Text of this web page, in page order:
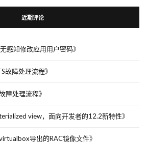
近期评论
感知修改应用用户密码》
故障处理流程》
障处理流程》
view，面向开发者的12.2新特性》
导出的RAC镜像文件》